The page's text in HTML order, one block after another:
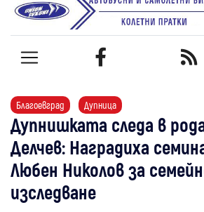
Благоевград Дупница
Дупнишката следа в
Делчев: Наградиха
Любен Николов за
изследване